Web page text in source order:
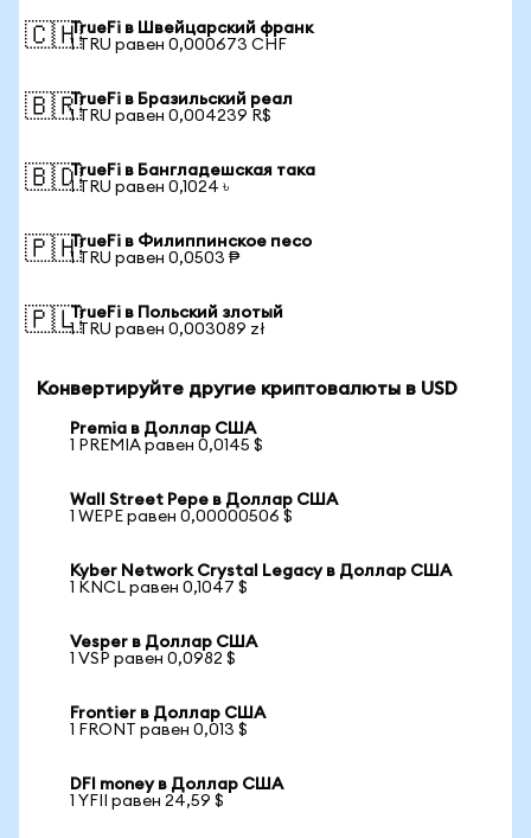
🇨🇭TrueFi в Швейцарский франк
1 TRU равен 0,000673 CHF
🇧🇷TrueFi в Бразильский реал
1 TRU равен 0,004239 R$
🇧🇩TrueFi в Бангладешская така
1 TRU равен 0,1024 ৳
🇵🇭TrueFi в Филиппинское песо
1 TRU равен 0,0503 ₱
🇵🇱TrueFi в Польский злотый
1 TRU равен 0,003089 zł
Конвертируйте другие криптовалюты в USD
Premia в Доллар США
1 PREMIA равен 0,0145 $
Wall Street Pepe в Доллар США
1 WEPE равен 0,00000506 $
Kyber Network Crystal Legacy в Доллар США
1 KNCL равен 0,1047 $
Vesper в Доллар США
1 VSP равен 0,0982 $
Frontier в Доллар США
1 FRONT равен 0,013 $
DFI money в Доллар США
1 YFII равен 24,59 $